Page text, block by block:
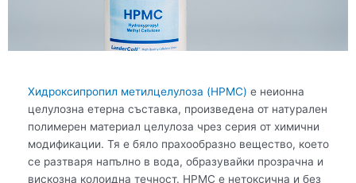
Хидроксипропил метилцелулоза (HPMC) е неионна
целулозна етерна съставка, произведена от натурален
полимерен материал целулоза чрез серия от химични
модификации. Тя е бяло прахообразно вещество, което
се разтваря напълно в вода, образувайки прозрачна и
вискозна колоидна течност. HPMC е нетоксична и без